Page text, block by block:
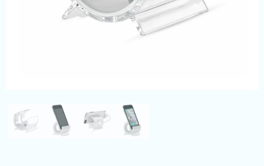
Kleding & textiel
Duurzamere geschenken
Meer categorieën